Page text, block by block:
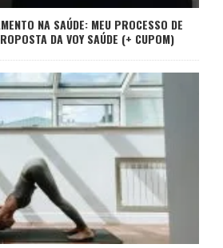
NA SAÚDE: MEU PROCESSO DE
DA VOY SAÚDE (+ CUPOM)